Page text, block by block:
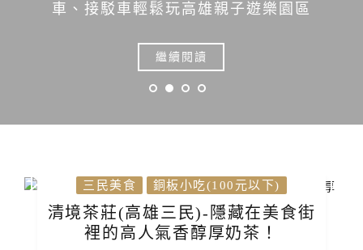
郁羹湯超對味
繼續閱讀
三民美食 銅板小吃(100元以下)
清境茶莊(高雄三民)-隱藏在美食街
裡的高人氣香醇厚奶茶！